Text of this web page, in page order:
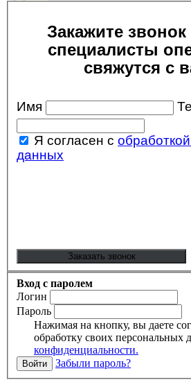
Закажите
специалисты
свяжутся с
Имя
Я согласен с
данных
Вход с паролем
Логин
Пароль
Нажимая на кнопку, вы даете
обработку своих персональных
конфиденциальности.
Забыли пароль?